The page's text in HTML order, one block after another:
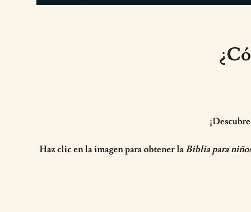
Haz clic en la imagen para obtener laBiblia para